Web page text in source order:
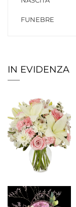
FUNEBRE
IN EVIDENZA